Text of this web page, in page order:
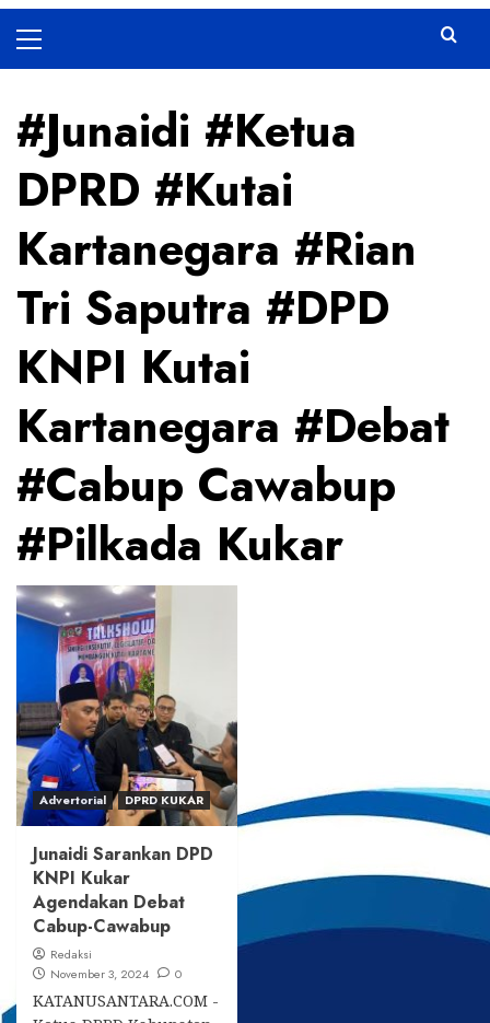
Menu
#Junaidi #Ketua
DPRD #Kutai
Kartanegara #Rian
Tri Saputra #DPD
KNPI Kutai
Kartanegara #Debat
#Cabup Cawabup
#Pilkada Kukar
Advertorial DPRD KUKAR
Junaidi Sarankan DPD
KNPI Kukar
Agendakan Debat
Cabup-Cawabup
Redaksi
November 3, 2024
0
KATANUSANTARA.COM -